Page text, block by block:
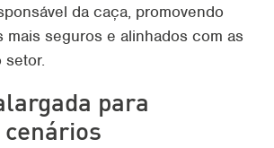
da caça, promovendo
mais seguros e alinhados com as
setor.
para